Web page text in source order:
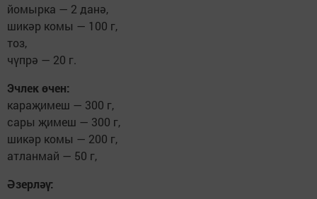
йомырка — 2 данә,
шикәр комы — 100 г,
тоз,
чүпрә — 20 г.
Эчлек өчен:
караҗимеш — 300 г,
сары җимеш — 300 г,
шикәр комы — 200 г,
атланмай — 50 г,
Әзерләү: